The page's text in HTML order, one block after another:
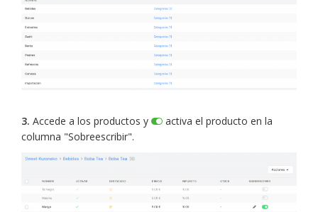
3. Accede a los productos y
activa el producto en la
columna "Sobreescribir".